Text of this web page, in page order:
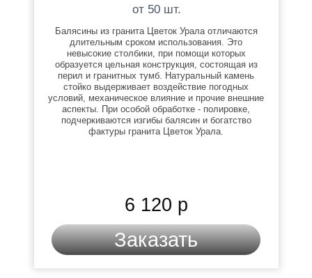
Заказать
6 120 р
от 50 шт.
Балясины из гранита Цветок Урала отличаются
длительным сроком использования. Это
невысокие столбики, при помощи которых
образуется цельная конструкция, состоящая из
перил и гранитных тумб. Натуральный камень
стойко выдерживает воздействие погодных
условий, механическое влияние и прочие внешние
аспекты. При особой обработке - полировке,
подчеркиваются изгибы балясин и богатство
фактуры гранита Цветок Урала.